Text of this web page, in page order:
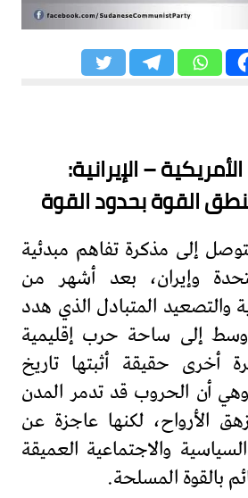
– الإيرانية:
القوة بحدود القوة
إلى مذكرة تفاهم مبدئية
وإيران، بعد أشهر من
والتصعيد المتبادل الذي هدد
إلى ساحة حرب إقليمية
أخرى حقيقة أثبتها تاريخ
أن الحروب قد تدمر المدن
الأرواح، لكنها عاجزة عن
والاجتماعية العميقة
بالقوة المسلحة.